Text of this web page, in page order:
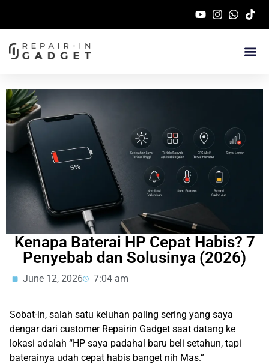
Kenapa Baterai HP Cepat Habis? 7
Penyebab dan Solusinya (2026)
June 12, 2026 7:04 am
Sobat-in, salah satu keluhan paling sering yang saya
dengar dari customer Repairin Gadget saat datang ke
lokasi adalah “HP saya padahal baru beli setahun, tapi
baterainya udah cepat habis banget nih Mas.”